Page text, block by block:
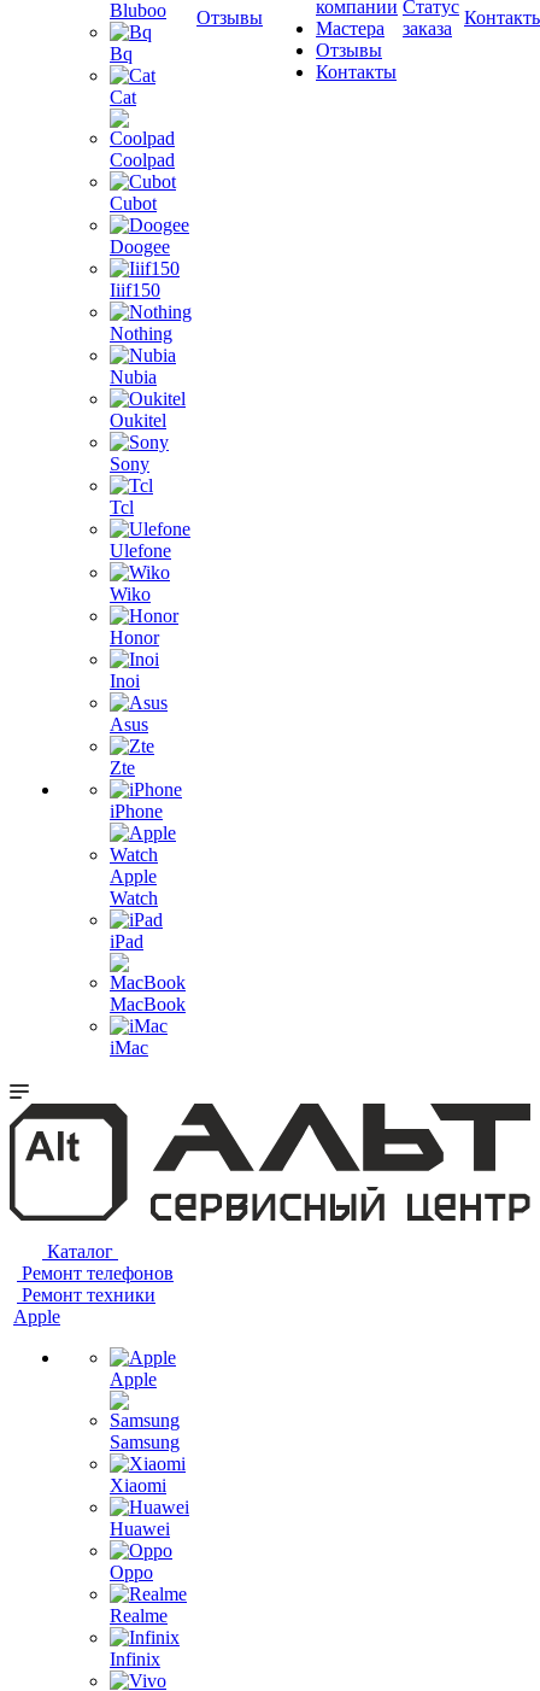
Bluboo
Bq
Cat
Coolpad
Cubot
Doogee
Iiif150
Nothing
Nubia
Oukitel
Sony
Tcl
Ulefone
Wiko
Honor
Inoi
Asus
Zte
iPhone
Apple
Watch
iPad
MacBook
iMac
Отзывы
компании
Мастера
Отзывы
Контакты
Статус
заказа
Каталог
Ремонт телефонов
Ремонт техники
Apple
Apple
Samsung
Xiaomi
Huawei
Oppo
Realme
Infinix